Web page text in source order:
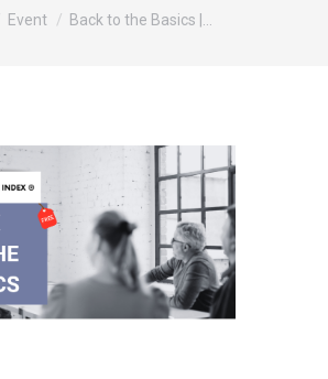
aquí:
Event Back to the Basics |…